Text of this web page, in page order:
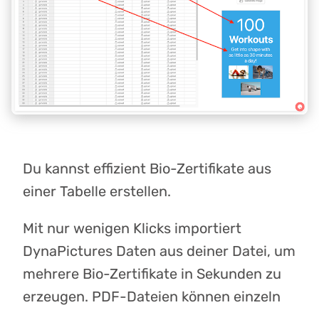
Du kannst effizient Bio-Zertifikate aus
einer Tabelle erstellen.
Mit nur wenigen Klicks importiert
DynaPictures Daten aus deiner Datei, um
mehrere Bio-Zertifikate in Sekunden zu
erzeugen. PDF-Dateien können einzeln